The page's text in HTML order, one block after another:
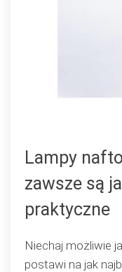
Lampy
zawsze są
praktyczne
Niechaj możliwie
postawi na jak